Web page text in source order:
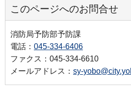
このページへのお問合せ
消防局予防部予防課
電話： 045-334-6406
ファクス：045-334-6610
メールアドレス： sy-